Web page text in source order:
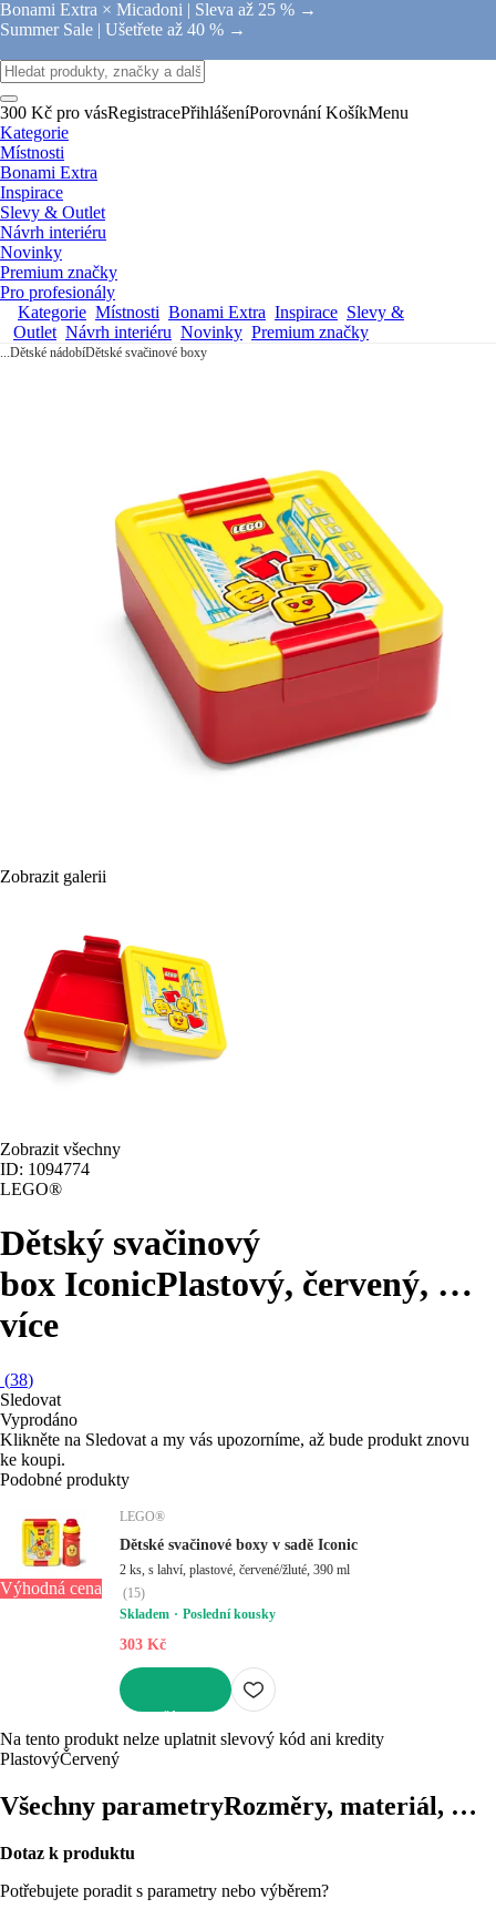
Bonami Extra × Micadoni | Sleva až 25 % →
Summer Sale | Ušetřete až 40 % →
300 Kč pro vásRegistracePřihlášeníPorovnání KošíkMenu
Kategorie
Místnosti
Bonami Extra
Inspirace
Slevy & Outlet
Návrh interiéru
Novinky
Premium značky
Pro profesionály
Kategorie Místnosti Bonami Extra Inspirace Slevy &
Outlet Návrh interiéru Novinky Premium značky
...Dětské nádobíDětské svačinové boxy
Zobrazit galerii
Zobrazit všechny
ID: 1094774
LEGO®
Dětský svačinový
box IconicPlastový, červený, …
více
(38)
Sledovat
Vyprodáno
Klikněte na Sledovat a my vás upozorníme, až bude produkt znovu
ke koupi.
Podobné produkty
Výhodná cena
LEGO®
Dětské svačinové boxy v sadě Iconic
2 ks, s lahví, plastové, červené/žluté, 390 ml
(15)
Skladem
Poslední kousky
303 Kč
Na tento produkt nelze uplatnit slevový kód ani kredity
PlastovýČervený
Všechny parametryRozměry, materiál, …
Dotaz k produktu
Potřebujete poradit s parametry nebo výběrem?